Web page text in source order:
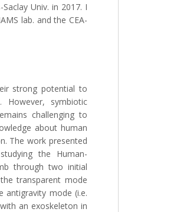
Univ. in 2017. I
lab. and the CEA-
strong potential to
symbiotic
challenging to
about human
The work presented
the Human-
through two initial
transparent mode
antigravity mode (i.e.
an exoskeleton in